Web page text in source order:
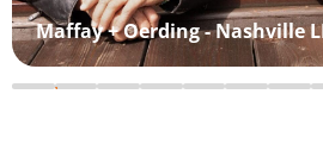
Maffay + Oerding - Nashville